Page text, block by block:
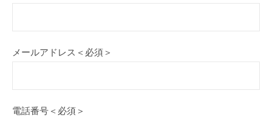
メールアドレス＜必須＞
電話番号＜必須＞